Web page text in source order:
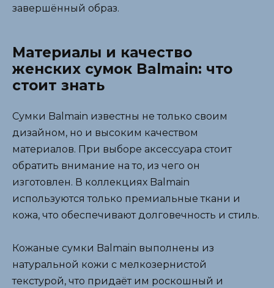
завершённый образ.
Материалы и качество
женских сумок Balmain: что
стоит знать
Сумки Balmain известны не только своим
дизайном, но и высоким качеством
материалов. При выборе аксессуара стоит
обратить внимание на то, из чего он
изготовлен. В коллекциях Balmain
используются только премиальные ткани и
кожа, что обеспечивают долговечность и стиль.
Кожаные сумки Balmain выполнены из
натуральной кожи с мелкозернистой
текстурой, что придаёт им роскошный и